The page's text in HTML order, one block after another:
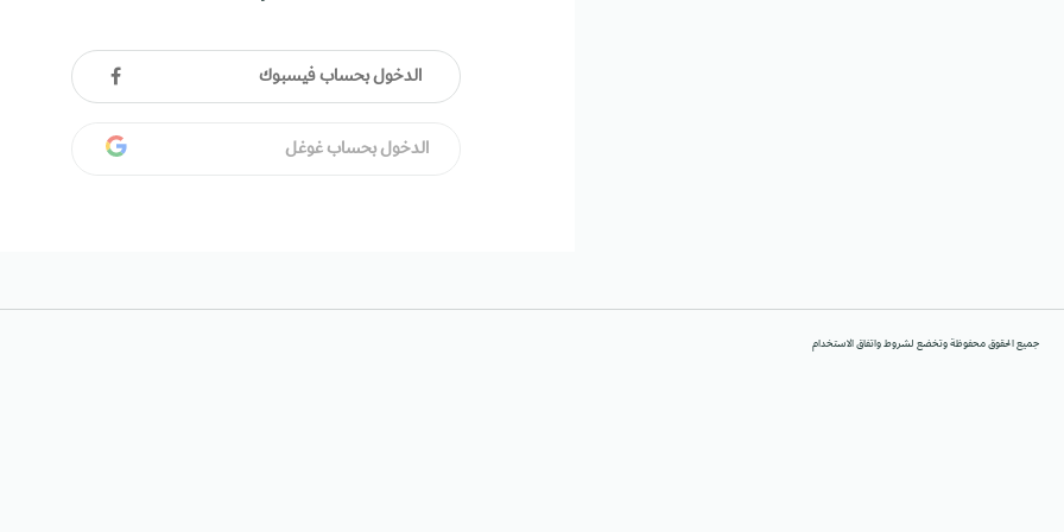
الدخول بحساب فيسبوك
الدخول بحساب غوغل
جميع الحقوق محفوظة وتخضع لشروط واتفاق الاستخدام